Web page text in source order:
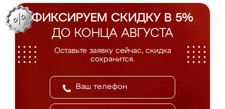
ФИКСИРУЕМ СКИДКУ В 5%
ДО КОНЦА АВГУСТА
Оставьте заявку сейчас, скидка
сохранится.